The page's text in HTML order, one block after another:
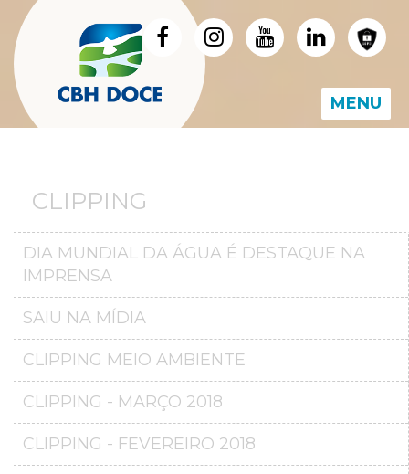
MENU
CLIPPING
DIA MUNDIAL DA ÁGUA É DESTAQUE NA
IMPRENSA
SAIU NA MÍDIA
CLIPPING MEIO AMBIENTE
CLIPPING - MARÇO 2018
CLIPPING - FEVEREIRO 2018